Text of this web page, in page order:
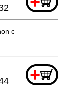
commandable
+